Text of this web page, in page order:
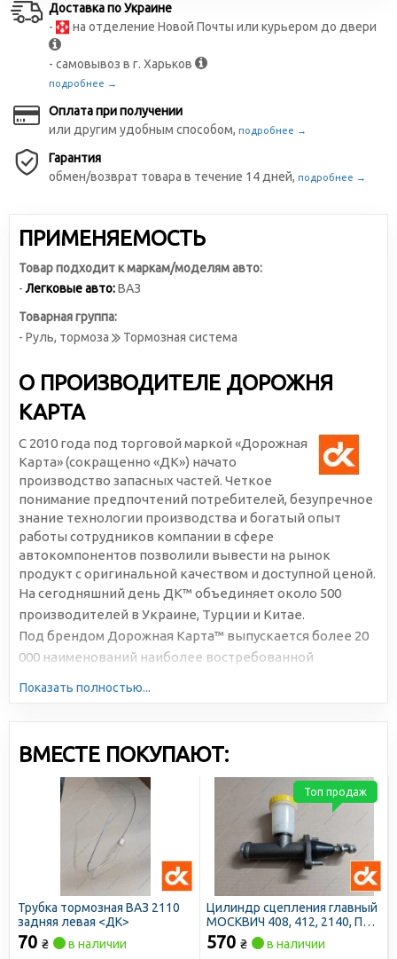
Доставка по Украине
-
на отделение Новой Почты или курьером до двери
- самовывоз в г. Харьков
подробнее →
Оплата при получении
или другим удобным способом, подробнее →
Гарантия
обмен/возврат товара в течение 14 дней, подробнее →
ПРИМЕНЯЕМОСТЬ
Товар подходит к маркам/моделям авто:
-Легковые авто:ВАЗ
Товарная группа:
- Руль, тормоза
Тормозная система
О ПРОИЗВОДИТЕЛЕ ДОРОЖНЯ
КАРТА
С 2010 года под торговой маркой «Дорожная
Карта» (сокращенно «ДК») начато
производство запасных частей. Четкое
понимание предпочтений потребителей, безупречное
знание технологии производства и богатый опыт
работы сотрудников компании в сфере
автокомпонентов позволили вывести на рынок
продукт с оригинальной качеством и доступной ценой.
На сегодняшний день ДК™ объединяет около 500
производителей в Украине, Турции и Китае.
Под брендом Дорожная Карта™ выпускается более 20
000 наименований наиболее востребованной
Показать полностью...
ВМЕСТЕ ПОКУПАЮТ:
Трубка тормозная ВАЗ 2110
задняя левая <ДК>
70 ₴ в наличии
Цилиндр сцепления главный
МОСКВИЧ 408, 412, 2140, ПАЗ
3205 (в сборе с бачком) (ДК)
570 ₴ в наличии
Топ продаж